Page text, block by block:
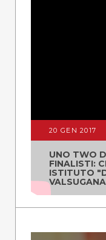
20 GEN 2017
UNO TWO
FINALISTI:
ISTITUTO
VALSUGANA